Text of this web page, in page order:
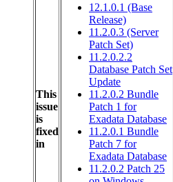
This
issue
is
fixed
in
12.1.0.1 (Base
Release)
11.2.0.3 (Server
Patch Set)
11.2.0.2.2
Database Patch Set
Update
11.2.0.2 Bundle
Patch 1 for
Exadata Database
11.2.0.1 Bundle
Patch 7 for
Exadata Database
11.2.0.2 Patch 25